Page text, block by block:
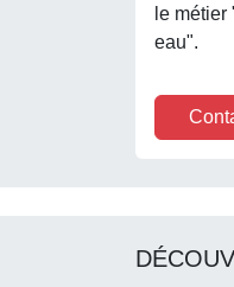
le
eau".